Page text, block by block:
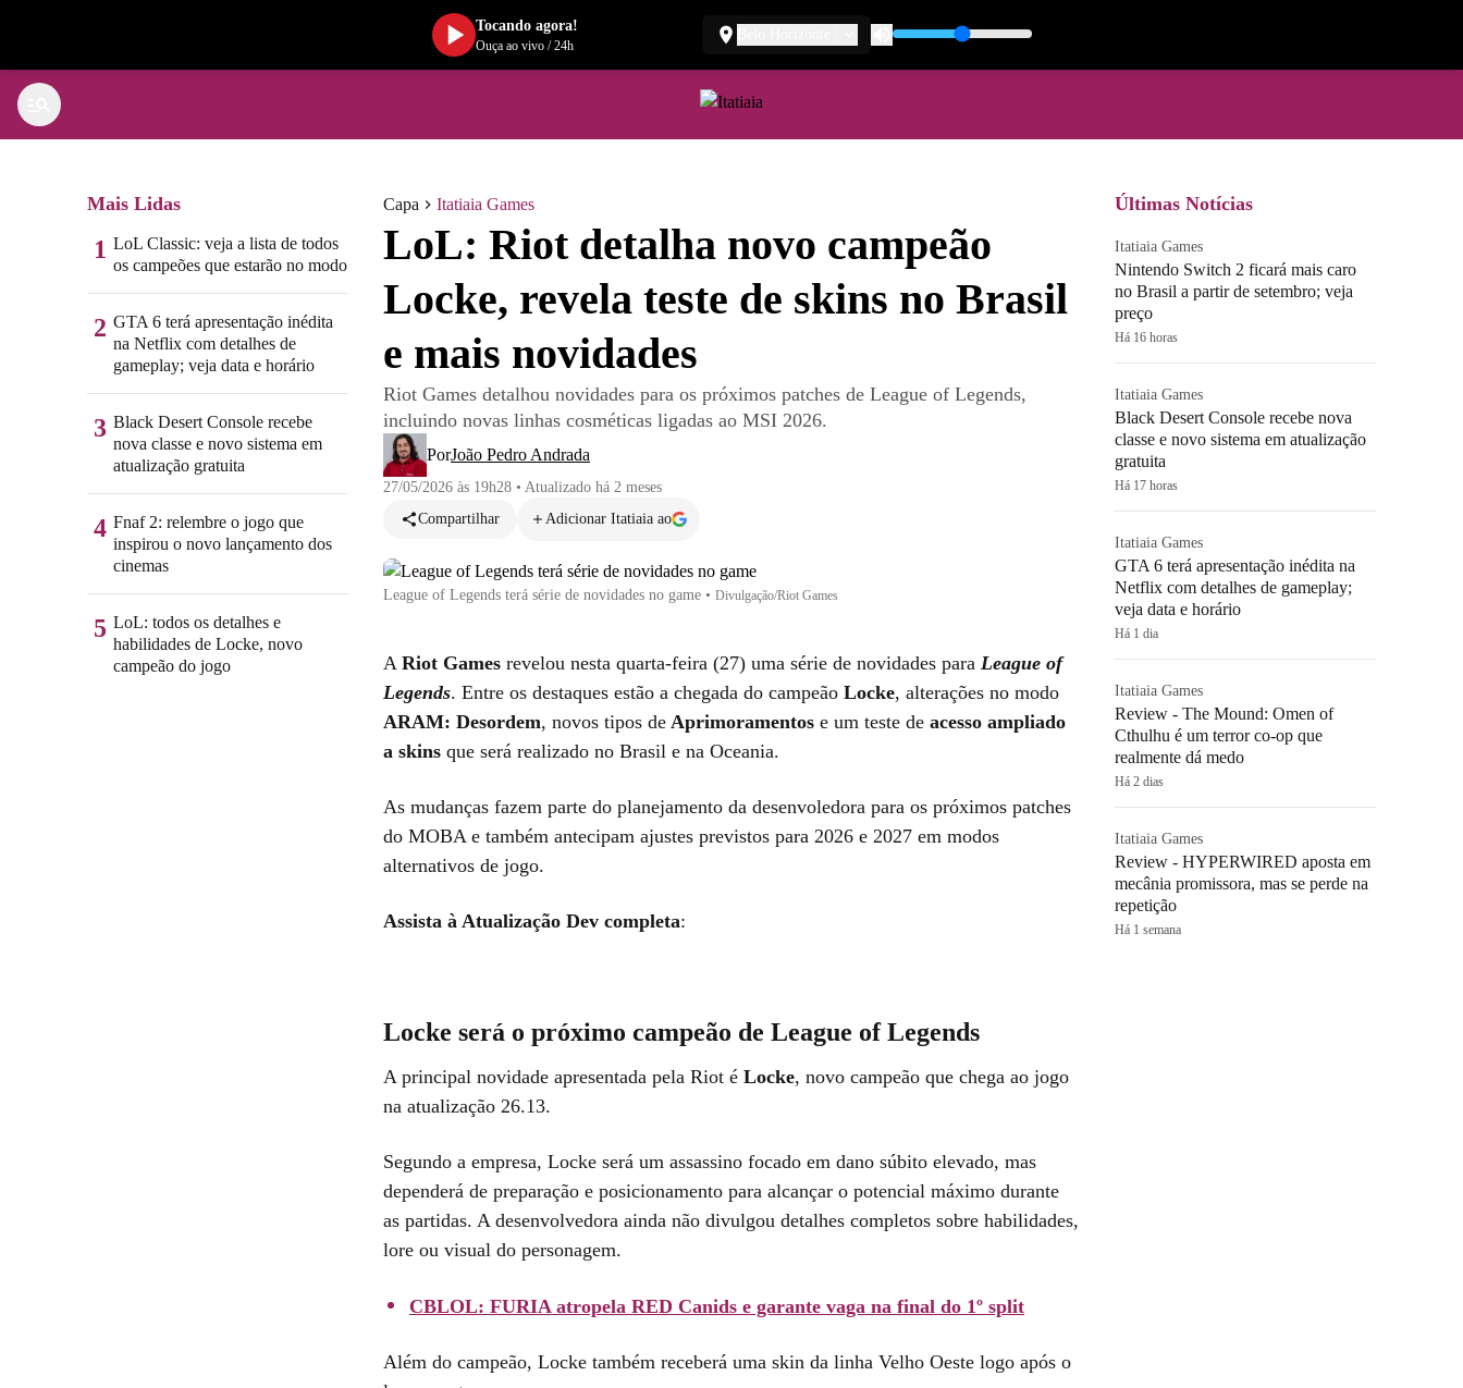
Capa Itatiaia Games
LoL: Riot detalha novo campeão
Locke, revela teste de skins no Brasil
e mais novidades
Riot Games detalhou novidades para os próximos patches de League of Legends,
incluindo novas linhas cosméticas ligadas ao MSI 2026.
PorJoão Pedro Andrada
27/05/2026 às 19h28 • Atualizado há 2 meses
Compartilhar
Adicionar Itatiaia ao
League of Legends terá série de novidades no game • Divulgação/Riot Games
A Riot Games revelou nesta quarta-feira (27) uma série de novidades para League of
Legends. Entre os destaques estão a chegada do campeão Locke, alterações no modo
ARAM: Desordem, novos tipos de Aprimoramentos e um teste de acesso ampliado
a skins que será realizado no Brasil e na Oceania.
As mudanças fazem parte do planejamento da desenvoledora para os próximos patches
do MOBA e também antecipam ajustes previstos para 2026 e 2027 em modos
alternativos de jogo.
Assista à Atualização Dev completa:
Locke será o próximo campeão de League of Legends
A principal novidade apresentada pela Riot é Locke, novo campeão que chega ao jogo
na atualização 26.13.
Segundo a empresa, Locke será um assassino focado em dano súbito elevado, mas
dependerá de preparação e posicionamento para alcançar o potencial máximo durante
as partidas. A desenvolvedora ainda não divulgou detalhes completos sobre habilidades,
lore ou visual do personagem.
CBLOL: FURIA atropela RED Canids e garante vaga na final do 1º split
Além do campeão, Locke também receberá uma skin da linha Velho Oeste logo após o
Mais Lidas
1 LoL Classic: veja a lista de todos
os campeões que estarão no modo
2 GTA 6 terá apresentação inédita
na Netflix com detalhes de
gameplay; veja data e horário
3 Black Desert Console recebe
nova classe e novo sistema em
atualização gratuita
4 Fnaf 2: relembre o jogo que
inspirou o novo lançamento dos
cinemas
5 LoL: todos os detalhes e
habilidades de Locke, novo
campeão do jogo
Últimas Notícias
Itatiaia Games
Nintendo Switch 2 ficará mais caro
no Brasil a partir de setembro; veja
preço
Há 16 horas
Itatiaia Games
Black Desert Console recebe nova
classe e novo sistema em atualização
gratuita
Há 17 horas
Itatiaia Games
GTA 6 terá apresentação inédita na
Netflix com detalhes de gameplay;
veja data e horário
Há 1 dia
Itatiaia Games
Review - The Mound: Omen of
Cthulhu é um terror co-op que
realmente dá medo
Há 2 dias
Itatiaia Games
Review - HYPERWIRED aposta em
mecânia promissora, mas se perde na
repetição
Há 1 semana
Tocando agora!
Ouça ao vivo/24h